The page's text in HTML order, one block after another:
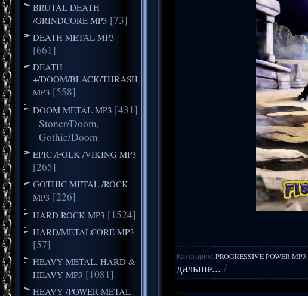
BRUTAL DEATH
/GRINDCORE MP3 [73]
DEATH METAL MP3
[661]
DEATH
+/DOOM/BLACK/THRASH
MP3 [558]
DOOM METAL MP3 [431]
Stoner/Doom,
Gothic/Doom
EPIC /FOLK /VIKING MP3
[265]
GOTHIC METAL /ROCK
MP3 [226]
HARD ROCK MP3 [1524]
HARD/METALCORE MP3
[57]
HEAVY METAL, HARD &
HEAVY MP3 [1081]
HEAVY /POWER METAL
Категория: PROGRESSIVE POWER MP3
дальше... /